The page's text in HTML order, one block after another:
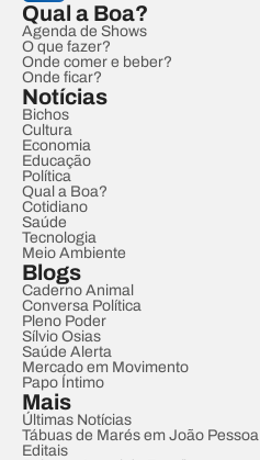
Qual a Boa?
Agenda de Shows
O que fazer?
Onde comer e beber?
Onde ficar?
Notícias
Bichos
Cultura
Economia
Educação
Política
Qual a Boa?
Cotidiano
Saúde
Tecnologia
Meio Ambiente
Blogs
Caderno Animal
Conversa Política
Pleno Poder
Sílvio Osias
Saúde Alerta
Mercado em Movimento
Papo Íntimo
Mais
Últimas Notícias
Tábuas de Marés em João Pessoa
Editais